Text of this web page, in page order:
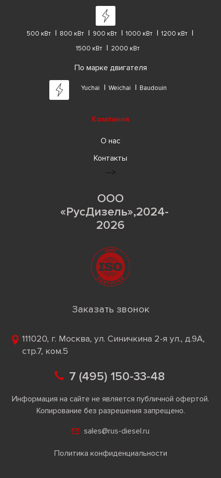
500 кВт 800 кВт 900 кВт 1000 кВт
1200 кВт
1500 кВт
2000 кВт
По марке двигателя
Yuchai Weichai Baudouin
Компания
О нас
Контакты
-->
ООО
«РусДизель»,2024-
2026
Заказать звонок
111020, г. Москва, ул. Синичкина 2-я ул., д.9А,
стр.7, ком.5
7 (495) 150-33-48
Информация на сайте не является публичной офертой.
Копирование без разрешения запрещено.
sales@rus-diesel.ru
Политика конфиденциальности